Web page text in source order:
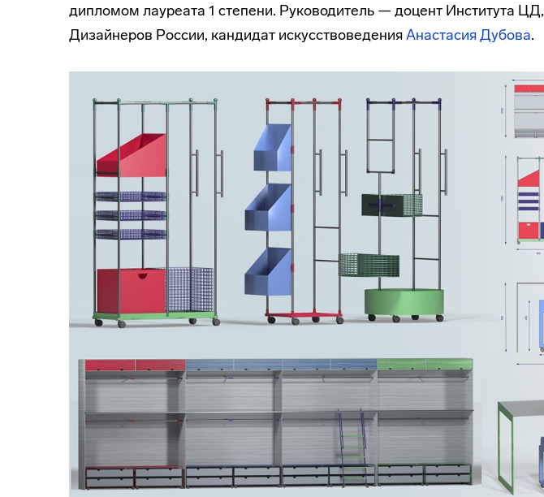
дипломом лауреата 1 степени. Руководитель — доцент Института
Дизайнеров России, кандидат искусствоведенияАнастасия Дубова.